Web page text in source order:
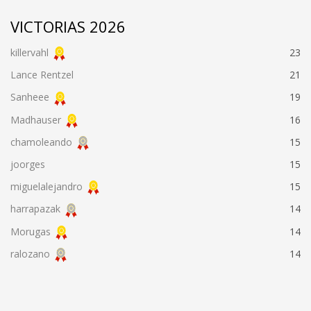
VICTORIAS 2026
killervahl
23
Lance Rentzel
21
Sanheee
19
Madhauser
16
chamoleando
15
joorges
15
miguelalejandro
15
harrapazak
14
Morugas
14
ralozano
14